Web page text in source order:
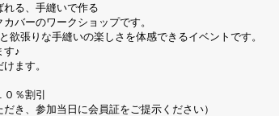
る、手縫いで作る
バーのワークショップです。
欲張りな手縫いの楽しさを体感できるイベントです。
す♪
ます。
％割引
き、参加当日に会員証をご提示ください）